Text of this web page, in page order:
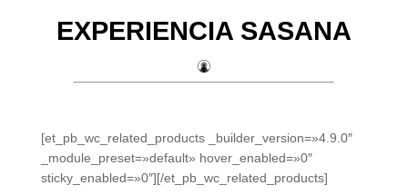
EXPERIENCIA SASANA
[et_pb_wc_related_products _builder_version=»4.9.0″
_module_preset=»default» hover_enabled=»0″
sticky_enabled=»0″][/et_pb_wc_related_products]